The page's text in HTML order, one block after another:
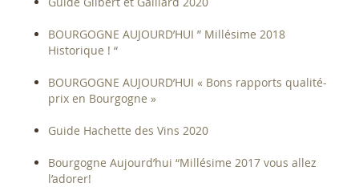
BOURGOGNE AUJOURD’HUI ” Millésime 2018
Historique ! “
BOURGOGNE AUJOURD’HUI « Bons rapports qualité-
prix en Bourgogne »
Guide Hachette des Vins 2020
Bourgogne Aujourd’hui “Millésime 2017 vous allez
l’adorer!